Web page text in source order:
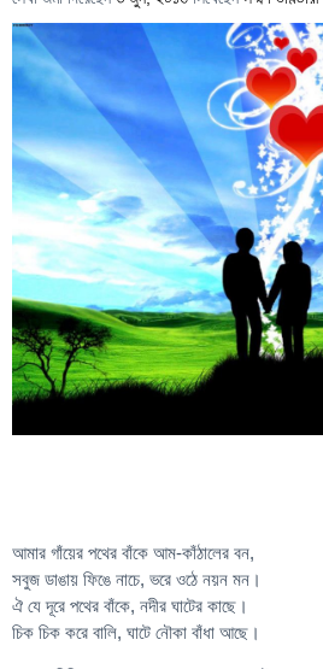
আমার গাঁয়ের পথের বাঁকে আম-কাঁঠালের বন,
সবুজ ডাঙায় ফিঙে নাচে, ভরে ওঠে নয়ন মন।
ঐ যে দূরে পথের বাঁকে, নদীর ঘাটের কাছে।
চিক চিক করে বালি, ঘাটে নৌকা বাঁধা আছে।